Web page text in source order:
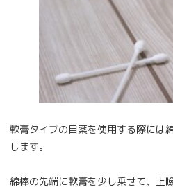
軟膏タイプの目薬を使用する際には
します。
綿棒の先端に軟膏を少し乗せて、上